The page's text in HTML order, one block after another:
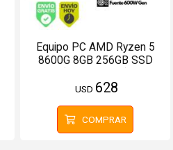
Equipo PC AMD Ryzen 5
8600G 8GB 256GB SSD
USD 628
COMPRAR